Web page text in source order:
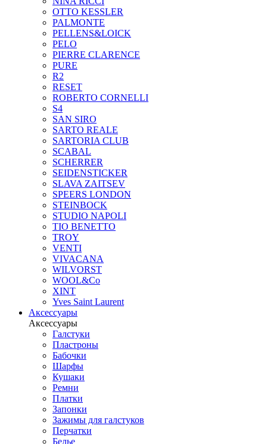
OTTO KESSLER
PALMONTE
PELLENS&LOICK
PELO
PIERRE CLARENCE
PURE
R2
RESET
ROBERTO CORNELLI
S4
SAN SIRO
SARTO REALE
SARTORIA CLUB
SCABAL
SCHERRER
SEIDENSTICKER
SLAVA ZAITSEV
SPEERS LONDON
STEINBOCK
STUDIO NAPOLI
TIO BENETTO
TROY
VENTI
VIVACANA
WILVORST
WOOL&Co
XINT
Yves Saint Laurent
Аксессуары
Аксессуары
Галстуки
Пластроны
Бабочки
Шарфы
Кушаки
Ремни
Платки
Запонки
Зажимы для галстуков
Перчатки
Белье